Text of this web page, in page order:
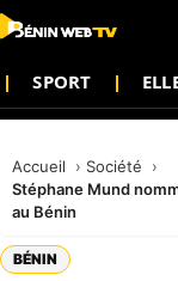
SPORT
Accueil
Société
Stéphane Mund
au Bénin
BÉNIN